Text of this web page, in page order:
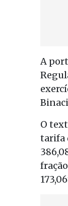
A
O
tarifa